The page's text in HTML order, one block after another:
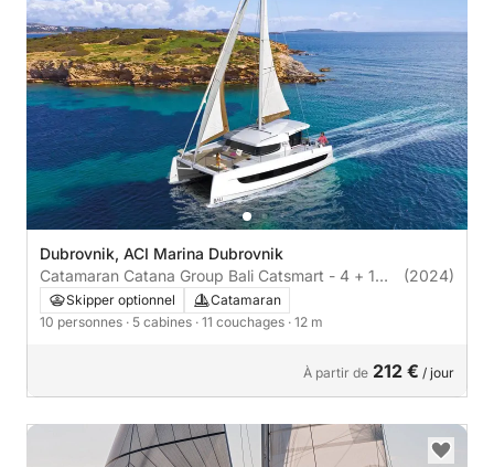
Dubrovnik, ACI Marina Dubrovnik
Catamaran Catana Group Bali Catsmart - 4 + 1
cab. 12m
(2024)
Skipper optionnel
Catamaran
10 personnes · 5 cabines · 11 couchages · 12 m
À partir de 212 € / jour